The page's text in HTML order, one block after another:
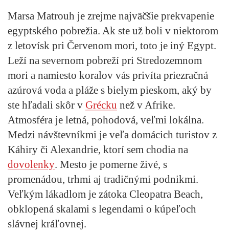
Marsa Matrouh je zrejme najväčšie prekvapenie
egyptského pobrežia. Ak ste už boli v niektorom
z letovísk pri Červenom mori, toto je iný Egypt.
Leží na severnom pobreží pri Stredozemnom
mori a namiesto koralov vás privíta priezračná
azúrová voda a pláže s bielym pieskom, aký by
ste hľadali skôr v Grécku než v Afrike.
Atmosféra je letná, pohodová, veľmi lokálna.
Medzi návštevníkmi je veľa domácich turistov z
Káhiry či Alexandrie, ktorí sem chodia na
dovolenky. Mesto je pomerne živé, s
promenádou, trhmi aj tradičnými podnikmi.
Veľkým lákadlom je zátoka Cleopatra Beach,
obklopená skalami s legendami o kúpeľoch
slávnej kráľovnej.